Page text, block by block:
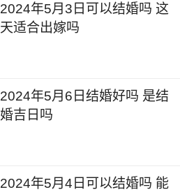
2024年5月3日可以结婚吗 这
天适合出嫁吗
2024年5月6日结婚好吗 是结
婚吉日吗
2024年5月4日可以结婚吗 能